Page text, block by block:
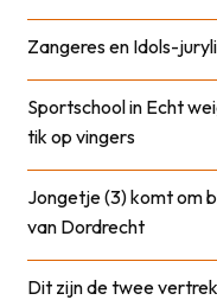
Zangeres en Idols-
Sportschool in Echt
tik op vingers
Jongetje (3) komt om
van Dordrecht
Dit zijn de twee